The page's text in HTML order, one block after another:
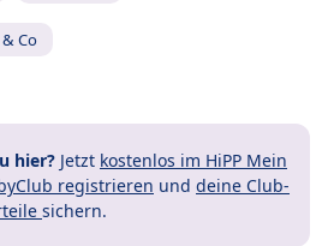
Co
hier? Jetzt kostenlos im HiPP Mein
registrieren und deine Club-
sichern.